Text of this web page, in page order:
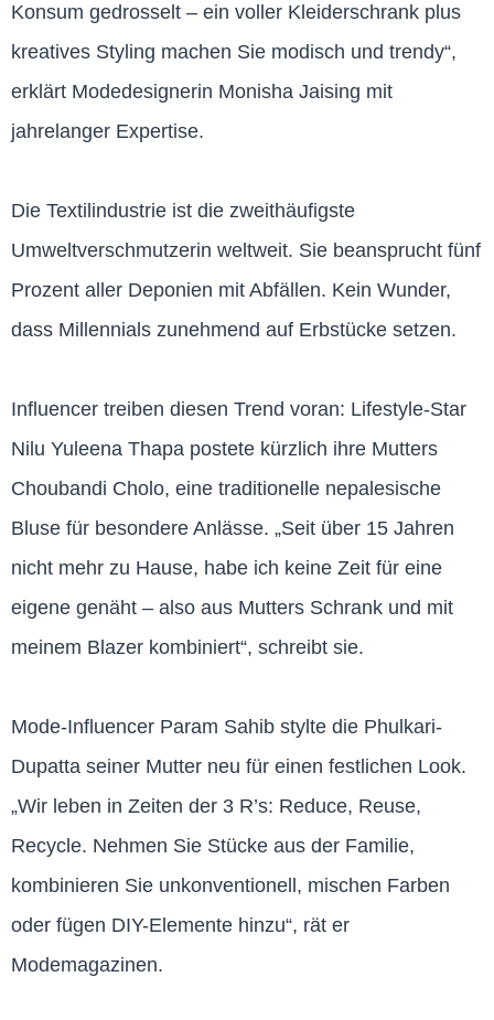
Konsum gedrosselt – ein voller Kleiderschrank plus
kreatives Styling machen Sie modisch und trendy“,
erklärt Modedesignerin Monisha Jaising mit
jahrelanger Expertise.
Die Textilindustrie ist die zweithäufigste
Umweltverschmutzerin weltweit. Sie beansprucht fünf
Prozent aller Deponien mit Abfällen. Kein Wunder,
dass Millennials zunehmend auf Erbstücke setzen.
Influencer treiben diesen Trend voran: Lifestyle-Star
Nilu Yuleena Thapa postete kürzlich ihre Mutters
Choubandi Cholo, eine traditionelle nepalesische
Bluse für besondere Anlässe. „Seit über 15 Jahren
nicht mehr zu Hause, habe ich keine Zeit für eine
eigene genäht – also aus Mutters Schrank und mit
meinem Blazer kombiniert“, schreibt sie.
Mode-Influencer Param Sahib stylte die Phulkari-
Dupatta seiner Mutter neu für einen festlichen Look.
„Wir leben in Zeiten der 3 R’s: Reduce, Reuse,
Recycle. Nehmen Sie Stücke aus der Familie,
kombinieren Sie unkonventionell, mischen Farben
oder fügen DIY-Elemente hinzu“, rät er
Modemagazinen.